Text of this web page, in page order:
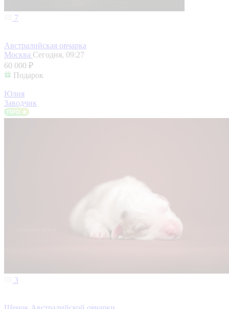
7
Австралийская овчарка
Москва Сегодня, 09:27
60 000 ₽
Подарок
Юлия
Заводчик
3